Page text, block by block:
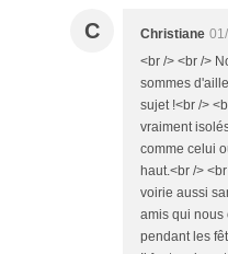
C Christiane
<br /> <br />
sommes
sujet !<br />
vraiment
comme celui
haut.<br />
voirie aussi
amis qui nous
pendant les